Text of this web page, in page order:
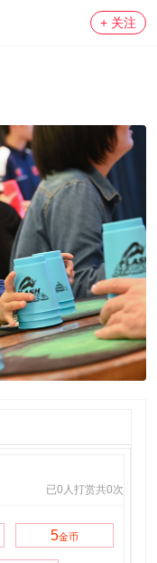
+ 关注
已0人打赏共0次
5金币